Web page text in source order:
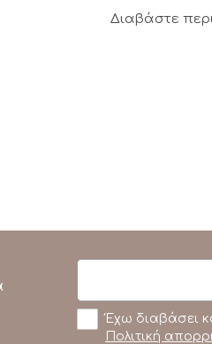
Διαβάστε
Έχω διαβάσει
Πολιτική